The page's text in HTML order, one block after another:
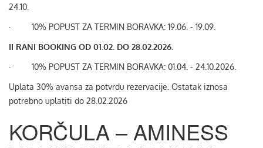
24.10.
· 10% POPUST ZA TERMIN BORAVKA: 19.06. - 19.09.
II RANI BOOKING OD 01.02. DO 28.02.2026.
· 10% POPUST ZA TERMIN BORAVKA: 01.04. - 24.10.2026.
Uplata 30% avansa za potvrdu rezervacije. Ostatak iznosa
potrebno uplatiti do 28.02.2026
KORČULA – AMINESS